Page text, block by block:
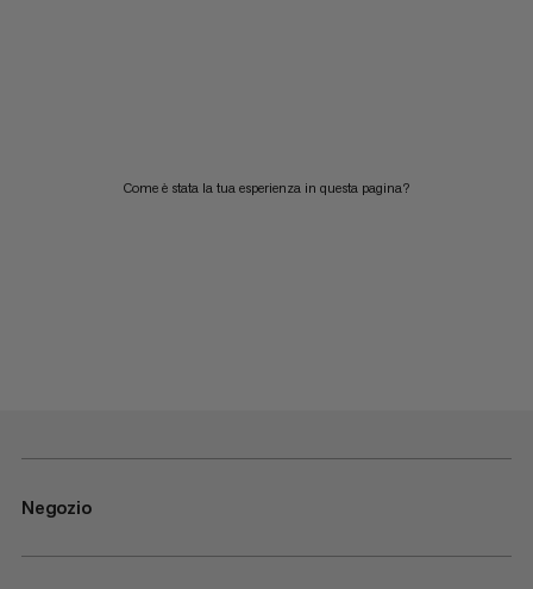
Come è stata la tua esperienza in questa pagina?
Negozio